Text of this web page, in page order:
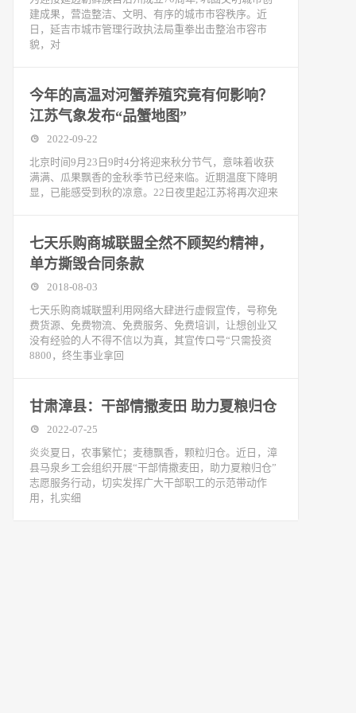
建成果，营造整洁、文明、有序的城市市容秩序。近
日，延吉市城市管理行政执法局重拳出击整治市容市
貌，对
今年的高温对河蟹养殖究竟有何影响？
江苏气象发布“品蟹地图”
2022-09-22
北京时间9月23日9时4分将迎来秋分节气，意味着收获
满满、瓜果飘香的金秋季节已经来临。近期温度下降明
显，已能感受到秋的凉意。22日夜里起江苏将再次迎来
七天乐购商城联盟全然不顾契约精神，
单方撕毁合同条款
2018-08-03
七天乐购商城联盟利用网络大肆进行虚假宣传，号称免
费货源、免费物流、免费服务、免费培训，让想创业又
没有经验的人不得不信以为真，其宣传口号“只需投资
8800，终生事业拿回
甘肃漳县：干部情撒麦田 助力夏粮归仓
2022-07-25
炎炎夏日，农事繁忙；麦穗飘香，颗粒归仓。近日，漳
县马泉乡工会组织开展“干部情撒麦田，助力夏粮归仓”
志愿服务行动，切实发挥广大干部职工的示范带动作
用，扎实细